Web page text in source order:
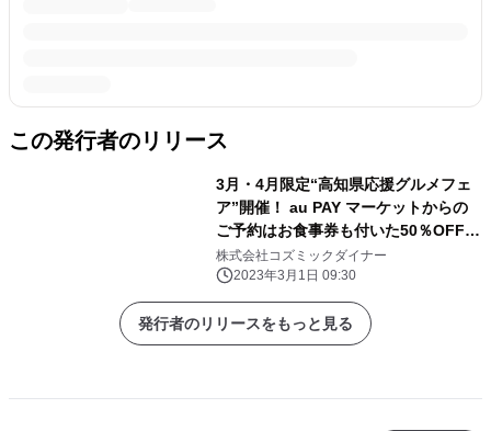
この発行者のリリース
3月・4月限定“高知県応援グルメフェ
ア”開催！ au PAY マーケットからの
ご予約はお食事券も付いた50％OFF
対象店舗はなんと全国60店舗以上
株式会社コズミックダイナー
2023年3月1日 09:30
発行者のリリースをもっと見る